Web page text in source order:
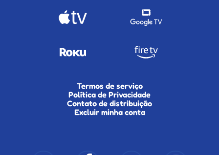
Termos de serviço
Política de Privacidade
Contato de distribuição
Excluir minha conta